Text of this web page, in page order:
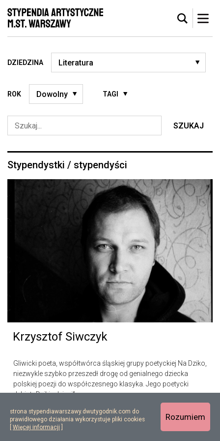
DZIEDZINA
ROK TAGI
SZUKAJ
Stypendystki / stypendyści
Krzysztof Siwczyk
Gliwicki poeta, współtwórca śląskiej grupy poetyckiej Na Dziko,
niezwykle szybko przeszedł drogę od genialnego dziecka
polskiej poezji do współczesnego klasyka. Jego poetycki
debiut „Dzikie dzieci”...
strona stypendiawarszawy.dwutygodnik.com do
prawidłowego działania wykorzystuje pliki cookies
Więcej informacji
Rozumiem